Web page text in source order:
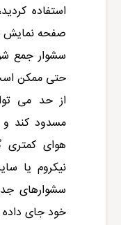
استفاده
صفحه نمایش
سشوار جمع
حتی ممکن
از حد می
مسدود کند
هوای
نیکروم یا
سشوارهای
خود جای